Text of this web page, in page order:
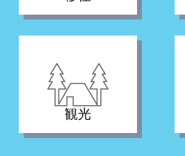
観光